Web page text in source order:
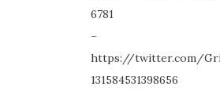
6781
–
https://twitter.com/
131584531398656